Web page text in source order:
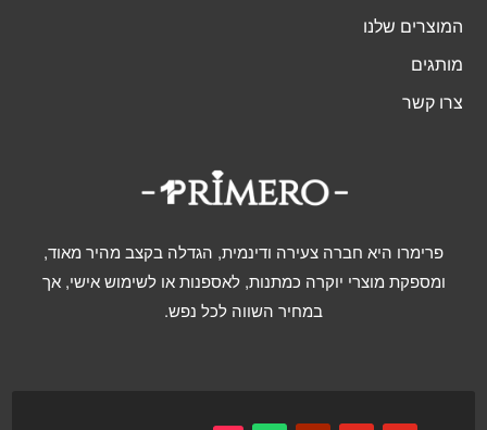
המוצרים שלנו
מותגים
צרו קשר
פרימרו היא חברה צעירה ודינמית, הגדלה בקצב מהיר מאוד,
ומספקת מוצרי יוקרה כמתנות, לאספנות או לשימוש אישי, אך
במחיר השווה לכל נפש.